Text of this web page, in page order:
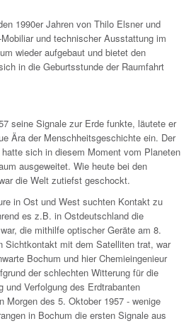
1990er Jahren von Thilo Elsner und
und technischer Ausstattung im
wieder aufgebaut und bietet den
in die Geburtsstunde der Raumfahrt
seine Signale zur Erde funkte, läutete er
Ära der Menschheitsgeschichte ein. Der
sich in diesem Moment vom Planeten
ausgeweitet. Wie heute bei den
die Welt zutiefst geschockt.
in Ost und West suchten Kontakt zu
es z.B. in Ostdeutschland die
die mithilfe optischer Geräte am 8.
Sichtkontakt mit dem Satelliten trat, war
Bochum und hier Chemieingenieur
der schlechten Witterung für die
und Verfolgung des Erdtrabanten
Morgen des 5. Oktober 1957 - wenige
in Bochum die ersten Signale aus